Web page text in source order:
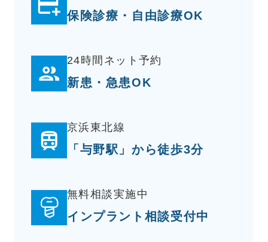
保険診療・自由診療OK
24時間ネット予約
新患・急患OK
京浜東北線
「与野駅」から徒歩3分
無料相談実施中
インプラント相談受付中